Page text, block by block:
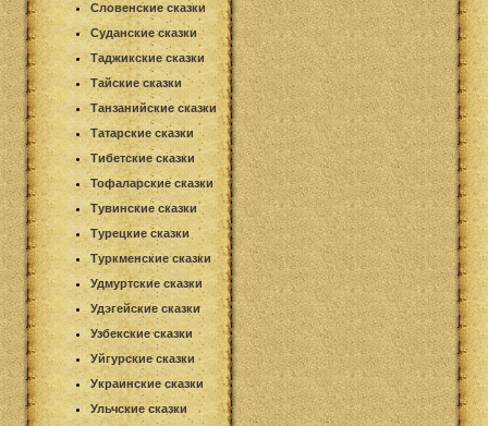
Словенские сказки
Суданские сказки
Таджикские сказки
Тайские сказки
Танзанийские сказки
Татарские сказки
Тибетские сказки
Тофаларские сказки
Тувинские сказки
Турецкие сказки
Туркменские сказки
Удмуртские сказки
Удэгейские сказки
Узбекские сказки
Уйгурские сказки
Украинские сказки
Ульчские сказки